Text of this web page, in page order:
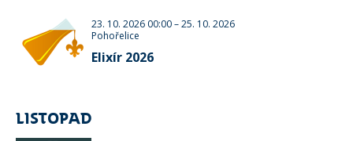
23. 10. 2026 00:00–25. 10. 2026
Pohořelice
Elixír 2026
LISTOPAD